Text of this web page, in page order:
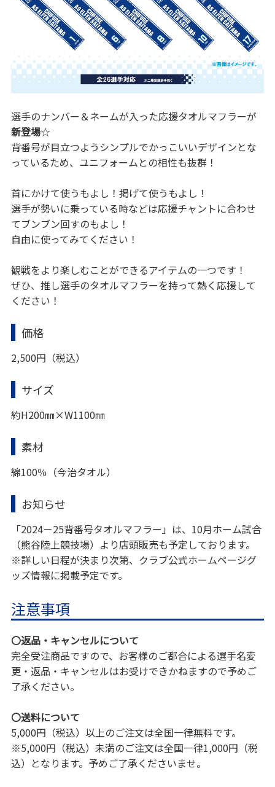
選手のナンバー＆ネームが入った応援タオルマフラーが
新登場☆
背番号が目立つようシンプルでかっこいいデザインとな
っているため、ユニフォームとの相性も抜群！
首にかけて使うもよし！掲げて使うもよし！
選手が勢いに乗っている時などは応援チャントに合わせ
てブンブン回すのもよし！
自由に使ってみてください！
観戦をより楽しむことができるアイテムの一つです！
ぜひ、推し選手のタオルマフラーを持って熱く応援して
ください！
価格
2,500円（税込）
サイズ
約H200㎜×W1100㎜
素材
綿100％（今治タオル）
お知らせ
「2024－25背番号タオルマフラー」は、10月ホーム試合
（熊谷陸上競技場）より店頭販売も予定しております。
※詳しい日程が決まり次第、クラブ公式ホームページグ
ッズ情報に掲載予定です。
注意事項
〇返品・キャンセルについて
完全受注商品ですので、お客様のご都合による選手名変
更・返品・キャンセルはお受けできかねますので予めご
了承ください。
〇送料について
5,000円（税込）以上のご注文は全国一律無料です。
※5,000円（税込）未満のご注文は全国一律1,000円（税
込）となります。予めご了承くださいませ。